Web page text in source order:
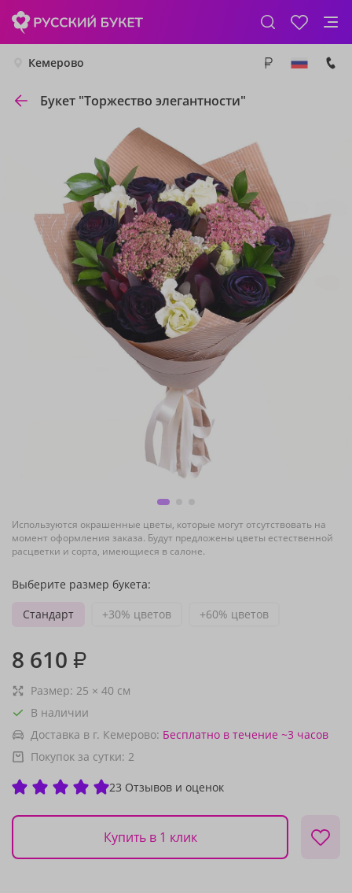
Кемерово
Букет "Торжество элегантности"
Используются окрашенные цветы, которые могут отсутствовать на
момент оформления заказа. Будут предложены цветы естественной
расцветки и сорта, имеющиеся в салоне.
Выберите размер букета:
Стандарт
+30% цветов +60% цветов
8 610 ₽
Размер: 25 × 40 см
В наличии
Доставка в г. Кемерово: Бесплатно в течение ~3 часов
Покупок за сутки: 2
23 Отзывов и оценок
Купить в 1 клик